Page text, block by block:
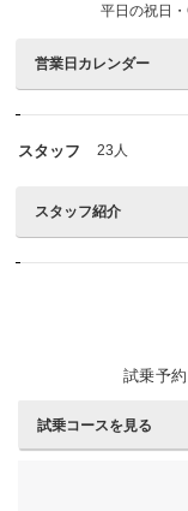
平日の祝日
営業日カレンダー
スタッフ 23人
スタッフ紹介
試乗予
試乗コースを見る